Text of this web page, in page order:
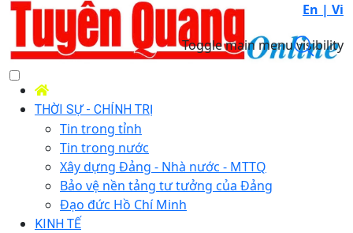
En | Vi
Toggle main menu visibility
THỜI SỰ - CHÍNH TRỊ
Tin trong tỉnh
Tin trong nước
Xây dựng Đảng - Nhà nước - MTTQ
Bảo vệ nền tảng tư tưởng của Đảng
Đạo đức Hồ Chí Minh
KINH TẾ